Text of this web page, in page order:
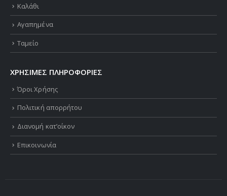
Καλάθι
Αγαπημένα
Ταμείο
ΧΡΗΣΙΜΕΣ ΠΛΗΡΟΦΟΡΙΕΣ
Όροι Χρήσης
Πολιτική απορρήτου
Διανομή κατ’οίκον
Επικοινωνία